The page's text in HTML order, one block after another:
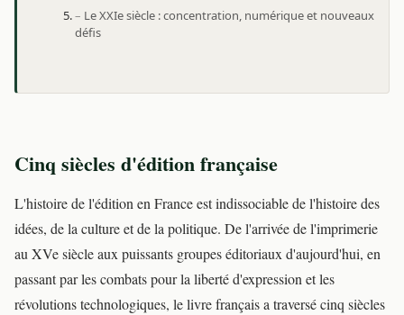
Le XXIe siècle : concentration, numérique et nouveaux
défis
Cinq siècles d'édition française
L'histoire de l'édition en France est indissociable de l'histoire des
idées, de la culture et de la politique. De l'arrivée de l'imprimerie
au XVe siècle aux puissants groupes éditoriaux d'aujourd'hui, en
passant par les combats pour la liberté d'expression et les
révolutions technologiques, le livre français a traversé cinq siècles